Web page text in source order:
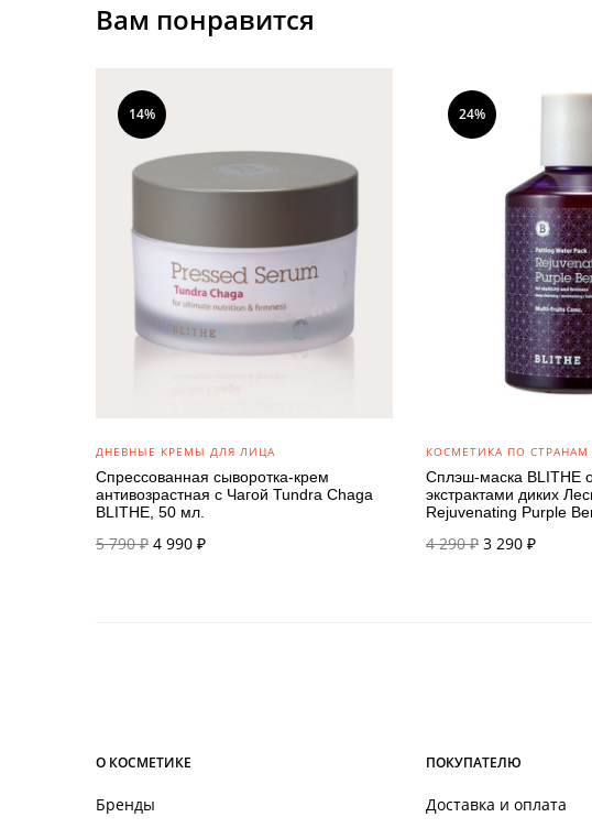
Вам понравится
14%
ДНЕВНЫЕ КРЕМЫ ДЛЯ ЛИЦА
Спрессованная сыворотка-крем
антивозрастная с Чагой Tundra Chaga
BLITHE, 50 мл.
5 790₽ Первоначальная
4 990 ₽Текущая
24%
КОСМЕТИКА ПО
Сплэш-маска BLITHE
экстрактами диких
Rejuvenating Purple
4 290₽ 3 290 ₽Текущая
О КОСМЕТИКЕ
Бренды
ПОКУПАТЕЛЮ
Доставка и оплата